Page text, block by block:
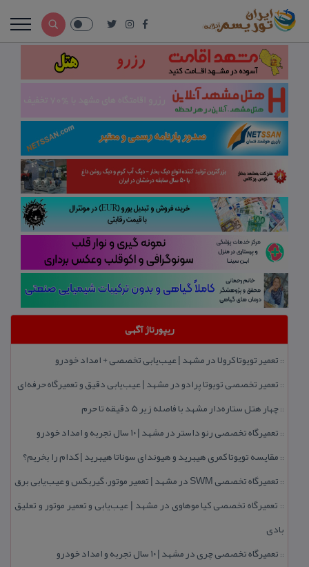
ریپورتاژ آگهی
:: تعمیر تویوتا كرولا در مشهد | عیب‌یابی تخصصی + امداد خودرو
:: تعمیر تخصصی تویوتا پرادو در مشهد | عیب‌یابی دقیق و تعمیرگاه حرفه‌ای
::چهار هتل‌ ستاره‌دار مشهد با فاصله زیر 5 دقیقه تا حرم
:: تعمیرگاه تخصصی رنو داستر در مشهد | ۱۰ سال تجربه و امداد خودرو
:: مقایسه تویوتا كمری هیبرید و هیوندای سوناتا هیبرید | كدام را بخریم؟
:: تعمیرگاه تخصصی SWM در مشهد | تعمیر موتور، گیربكس و عیب‌یابی برق
:: تعمیرگاه تخصصی كیا موهاوی در مشهد | عیب‌یابی و تعمیر موتور و تعلیق
بادی
:: تعمیرگاه تخصصی چری در مشهد | ۱۰ سال تجربه و امداد خودرو